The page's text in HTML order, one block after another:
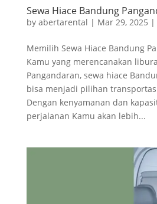
Sewa Hiace Bandung
by abertarental | Mar 29, 2025 |
Memilih Sewa Hiace Bandung
Kamu yang merencanakan
Pangandaran, sewa hiace
bisa menjadi pilihan
Dengan kenyamanan dan
perjalanan Kamu akan lebih...